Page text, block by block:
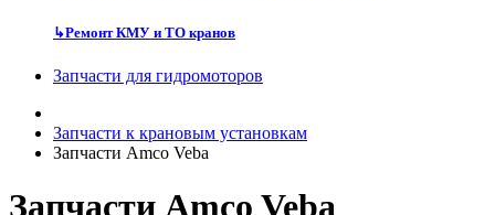
↳Ремонт КМУ и ТО кранов
Запчасти для гидромоторов
Запчасти к крановым установкам
Запчасти Amco Veba
Запчасти Amco Veba